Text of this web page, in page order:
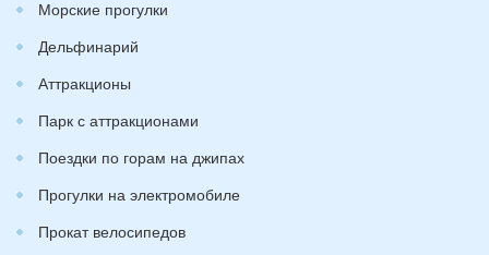
Морские прогулки
Дельфинарий
Аттракционы
Парк с аттракционами
Поездки по горам на джипах
Прогулки на электромобиле
Прокат велосипедов